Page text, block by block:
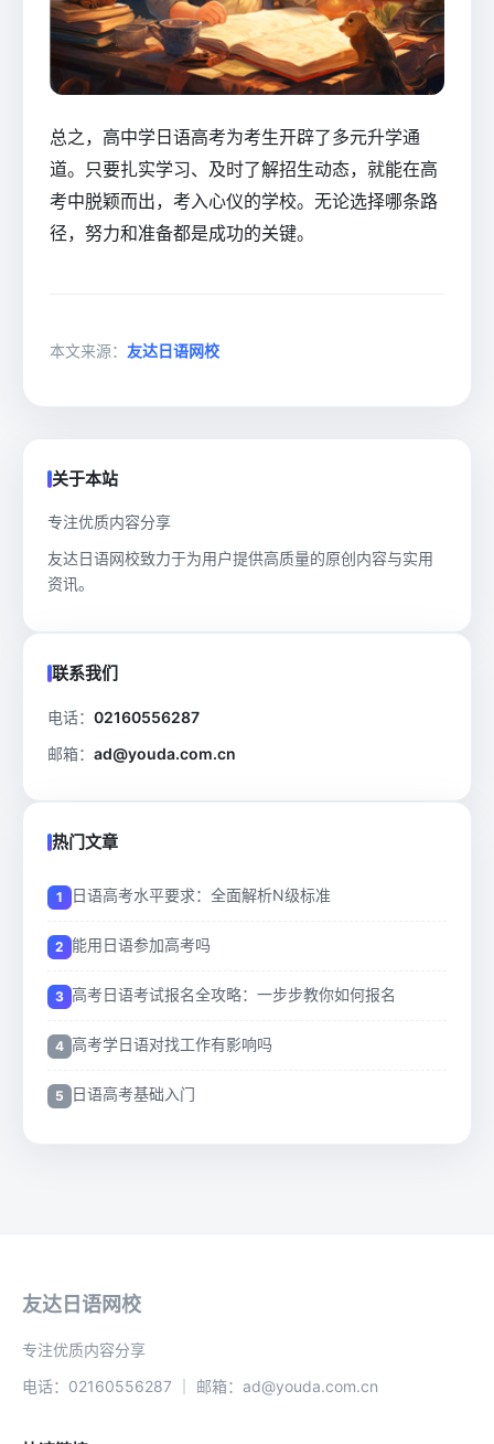
总之，高中学日语高考为考生开辟了多元升学通
道。只要扎实学习、及时了解招生动态，就能在高
考中脱颖而出，考入心仪的学校。无论选择哪条路
径，努力和准备都是成功的关键。
本文来源： 友达日语网校
关于本站
专注优质内容分享
友达日语网校致力于为用户提供高质量的原创内容与实用
资讯。
联系我们
电话： 02160556287
邮箱： ad@youda.com.cn
热门文章
日语高考水平要求：全面解析N级标准
能用日语参加高考吗
高考日语考试报名全攻略：一步步教你如何报名
高考学日语对找工作有影响吗
日语高考基础入门
友达日语网校
专注优质内容分享
电话：02160556287 ｜ 邮箱：ad@youda.com.cn